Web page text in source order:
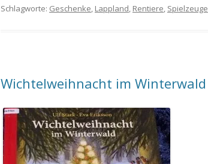
Schlagworte: Geschenke, Lappland, Rentiere, Spielzeuge
Wichtelweihnacht im Winterwald